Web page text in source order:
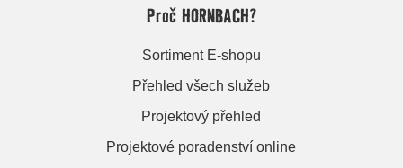
Proč HORNBACH?
Sortiment E-shopu
Přehled všech služeb
Projektový přehled
Projektové poradenství online